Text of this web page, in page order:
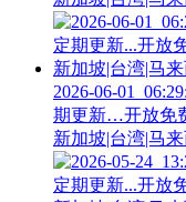
2026-06-
期更新…开放免
新加坡|台湾|马